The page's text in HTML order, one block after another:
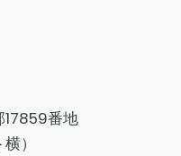
17859番地
）